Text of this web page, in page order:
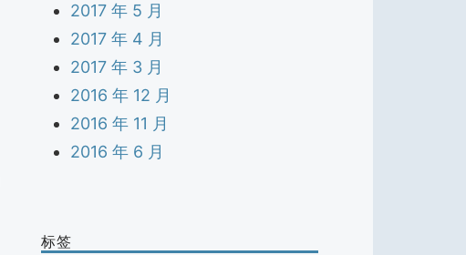
2017 年 5 月
2017 年 4 月
2017 年 3 月
2016 年 12 月
2016 年 11 月
2016 年 6 月
标签